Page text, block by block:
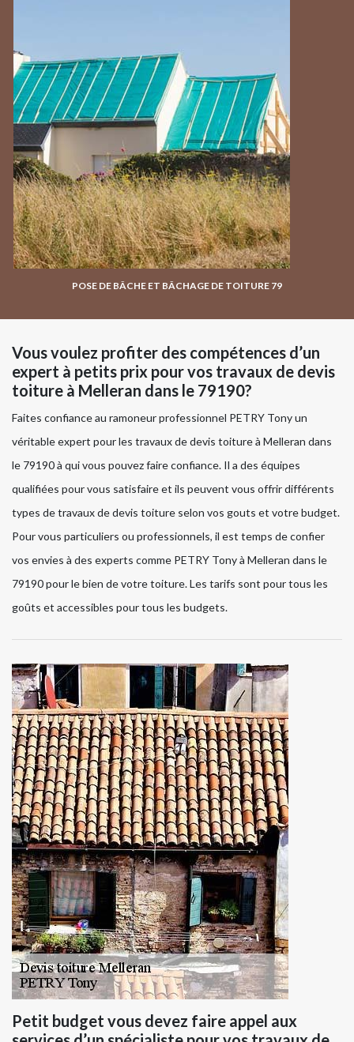
POSE DE BÂCHE ET BÂCHAGE DE TOITURE 79
Vous voulez profiter des compétences d’un
expert à petits prix pour vos travaux de devis
toiture à Melleran dans le 79190?
Faites confiance au ramoneur professionnel PETRY Tony un
véritable expert pour les travaux de devis toiture à Melleran dans
le 79190 à qui vous pouvez faire confiance. Il a des équipes
qualifiées pour vous satisfaire et ils peuvent vous offrir différents
types de travaux de devis toiture selon vos gouts et votre budget.
Pour vous particuliers ou professionnels, il est temps de confier
vos envies à des experts comme PETRY Tony à Melleran dans le
79190 pour le bien de votre toiture. Les tarifs sont pour tous les
goûts et accessibles pour tous les budgets.
Petit budget vous devez faire appel aux